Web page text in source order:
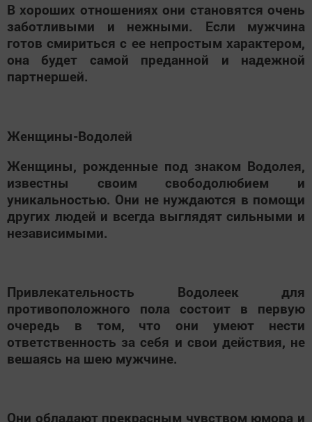
В хороших отношениях они становятся очень
заботливыми и нежными. Если мужчина
готов смириться с ее непростым характером,
она будет самой преданной и надежной
партнершей.
Женщины-Водолей
Женщины, рожденные под знаком Водолея,
известны своим свободолюбием и
уникальностью. Они не нуждаются в помощи
других людей и всегда выглядят сильными и
независимыми.
Привлекательность Водолеек для
противоположного пола состоит в первую
очередь в том, что они умеют нести
ответственность за себя и свои действия, не
вешаясь на шею мужчине.
Они обладают прекрасным чувством юмора и